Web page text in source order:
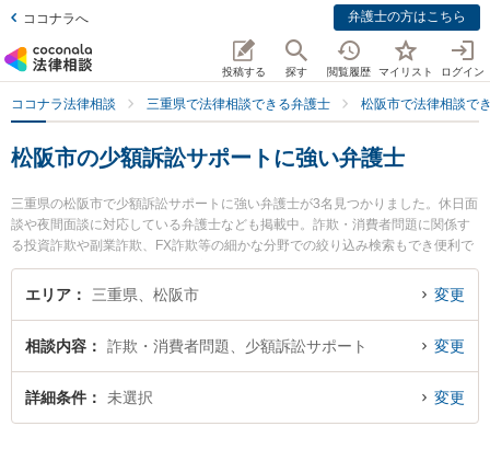
ココナラへ 弁護士の方はこちら
投稿する 探す 閲覧履歴 マイリスト ログイン
ココナラ法律相談 三重県で法律相談できる弁護士 松阪市で法律相談で
松阪市の少額訴訟サポートに強い弁護士
三重県の松阪市で少額訴訟サポートに強い弁護士が3名見つかりました。休日面
談や夜間面談に対応している弁護士なども掲載中。詐欺・消費者問題に関係す
る投資詐欺や副業詐欺、FX詐欺等の細かな分野での絞り込み検索もでき便利で
す。特に本庄法律事務所の本庄 美和子弁護士や山本法律事務所の山本 哲也弁護
士、おぐろ法律事務所の小黒 智広弁護士のプロフィール情報や弁護士費用、強
解決の実績豊富な近くの弁護士を検索したい』『初回相談無料で少額訴訟サポ
ートを法律相談できる松阪市内の弁護士に相談予約したい』などでお困りの相
談者さんにおすすめです。
エリア 三重県、松阪市 変更
相談内容 詐欺・消費者問題、少額訴訟サポート 変更
詳細条件 未選択 変更